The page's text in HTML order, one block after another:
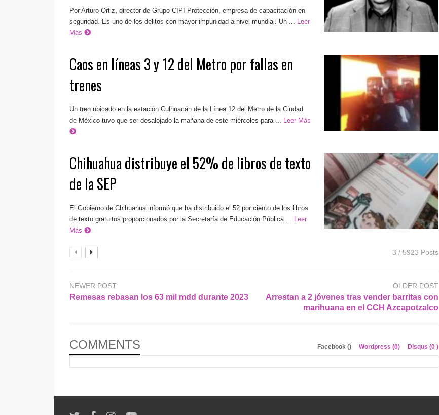
Por Arturo Ortiz, director de Grupo CIPI Protección, empresa de capacitación en
seguridad. Es uno de los delitos con mayor impunidad a nivel mundial. Un ...
Leer
Más
Caos en líneas 3 y 12 del Metro por fallas en
trenes
Un tren ubicado en la estación Culhuacán de la Línea 12 del Metro de la Ciudad
de México tuvo que ser desalojado la mañana de este miércoles para ...
Leer Más
Chihuahua distribuye el 52% de libros de texto
de la SEP
El Gobierno de Chihuahua informó que ha distribuido el 52 por ciento de los libros
de texto gratuitos proporcionados por la Secretaría de Educación Pública ...
Leer
Más
3 / 5923 Posts
NEWER POST
Remesas rebasan los 63 mil mdd durante 2023
OLDER POST
Arrestan a 2 jóvenes tras vender barritas con
marihuana en el CCH Azcapotzalco
COMMENTS Facebook () Wordpress (0) Disqus (0 )